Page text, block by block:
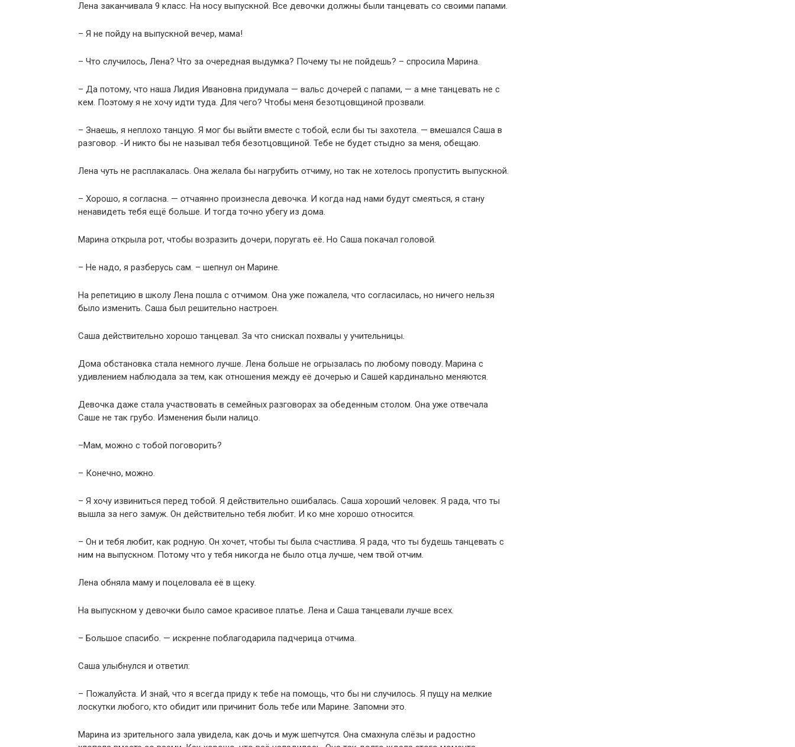
Лена заканчивала 9 класс. На носу выпускной. Все девочки должны были танцевать со своими папами.
– Я не пойду на выпускной вечер, мама!
– Что случилось, Лена? Что за очередная выдумка? Почему ты не пойдешь? – спросила Марина.
– Да потому, что наша Лидия Ивановна придумала — вальс дочерей с папами, — а мне танцевать не с
кем. Поэтому я не хочу идти туда. Для чего? Чтобы меня безотцовщиной прозвали.
– Знаешь, я неплохо танцую. Я мог бы выйти вместе с тобой, если бы ты захотела. — вмешался Саша в
разговор. -И никто бы не называл тебя безотцовщиной. Тебе не будет стыдно за меня, обещаю.
Лена чуть не расплакалась. Она желала бы нагрубить отчиму, но так не хотелось пропустить выпускной.
– Хорошо, я согласна. — отчаянно произнесла девочка. И когда над нами будут смеяться, я стану
ненавидеть тебя ещё больше. И тогда точно убегу из дома.
Марина открыла рот, чтобы возразить дочери, поругать её. Но Саша покачал головой.
– Не надо, я разберусь сам. – шепнул он Марине.
На репетицию в школу Лена пошла с отчимом. Она уже пожалела, что согласилась, но ничего нельзя
было изменить. Саша был решительно настроен.
Саша действительно хорошо танцевал. За что снискал похвалы у учительницы.
Дома обстановка стала немного лучше. Лена больше не огрызалась по любому поводу. Марина с
удивлением наблюдала за тем, как отношения между её дочерью и Сашей кардинально меняются.
Девочка даже стала участвовать в семейных разговорах за обеденным столом. Она уже отвечала
Саше не так грубо. Изменения были налицо.
–Мам, можно с тобой поговорить?
– Конечно, можно.
– Я хочу извиниться перед тобой. Я действительно ошибалась. Саша хороший человек. Я рада, что ты
вышла за него замуж. Он действительно тебя любит. И ко мне хорошо относится.
– Он и тебя любит, как родную. Он хочет, чтобы ты была счастлива. Я рада, что ты будешь танцевать с
ним на выпускном. Потому что у тебя никогда не было отца лучше, чем твой отчим.
Лена обняла маму и поцеловала её в щеку.
На выпускном у девочки было самое красивое платье. Лена и Саша танцевали лучше всех.
– Большое спасибо. — искренне поблагодарила падчерица отчима.
Саша улыбнулся и ответил:
– Пожалуйста. И знай, что я всегда приду к тебе на помощь, что бы ни случилось. Я пущу на мелкие
лоскутки любого, кто обидит или причинит боль тебе или Марине. Запомни это.
Марина из зрительного зала увидела, как дочь и муж шепчутся. Она смахнула слёзы и радостно